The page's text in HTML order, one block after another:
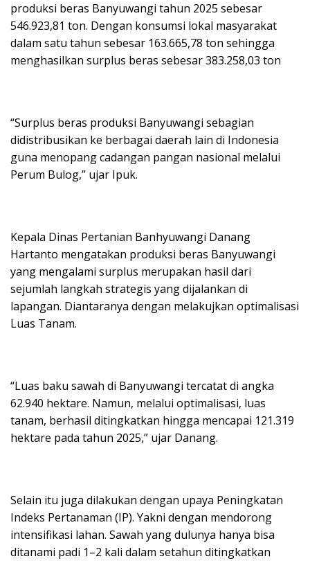
produksi beras Banyuwangi tahun 2025 sebesar
546.923,81 ton. Dengan konsumsi lokal masyarakat
dalam satu tahun sebesar 163.665,78 ton sehingga
menghasilkan surplus beras sebesar 383.258,03 ton
“Surplus beras produksi Banyuwangi sebagian
didistribusikan ke berbagai daerah lain di Indonesia
guna menopang cadangan pangan nasional melalui
Perum Bulog,” ujar Ipuk.
Kepala Dinas Pertanian Banhyuwangi Danang
Hartanto mengatakan produksi beras Banyuwangi
yang mengalami surplus merupakan hasil dari
sejumlah langkah strategis yang dijalankan di
lapangan. Diantaranya dengan melakujkan optimalisasi
Luas Tanam.
“Luas baku sawah di Banyuwangi tercatat di angka
62.940 hektare. Namun, melalui optimalisasi, luas
tanam, berhasil ditingkatkan hingga mencapai 121.319
hektare pada tahun 2025,” ujar Danang.
Selain itu juga dilakukan dengan upaya Peningkatan
Indeks Pertanaman (IP). Yakni dengan mendorong
intensifikasi lahan. Sawah yang dulunya hanya bisa
ditanami padi 1–2 kali dalam setahun ditingkatkan